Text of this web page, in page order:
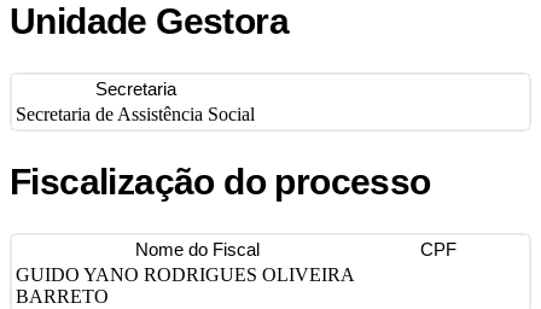
Unidade Gestora
Secretaria
Secretaria de Assistência Social
Fiscalização do processo
Nome do Fiscal
CPF
GUIDO YANO RODRIGUES OLIVEIRA
BARRETO